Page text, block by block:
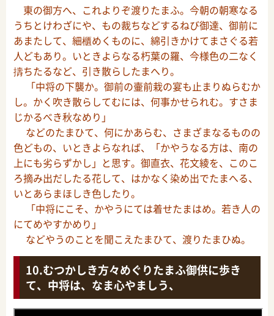
東の御方へ、これよりぞ渡りたまふ。今朝の朝寒なる
うちとけわざにや、もの裁ちなどするねび御達、御前に
あまたして、細櫃めくものに、綿引きかけてまさぐる若
人どもあり。いときよらなる朽葉の羅、今様色の二なく
擣ちたるなど、引き散らしたまへり。
「中将の下襲か。御前の壷前栽の宴も止まりぬらむか
し。かく吹き散らしてむには、何事かせられむ。すさま
じかるべき秋なめり」
などのたまひて、何にかあらむ、さまざまなるものの
色どもの、いときよらなれば、「かやうなる方は、南の
上にも劣らずかし」と思す。御直衣、花文綾を、このこ
ろ摘み出だしたる花して、はかなく染め出でたまへる、
いとあらまほしき色したり。
「中将にこそ、かやうにては着せたまはめ。若き人の
にてめやすかめり」
などやうのことを聞こえたまひて、渡りたまひぬ。
むつかしき方々めぐりたまふ御供に歩き
て、中将は、なま心やましう、